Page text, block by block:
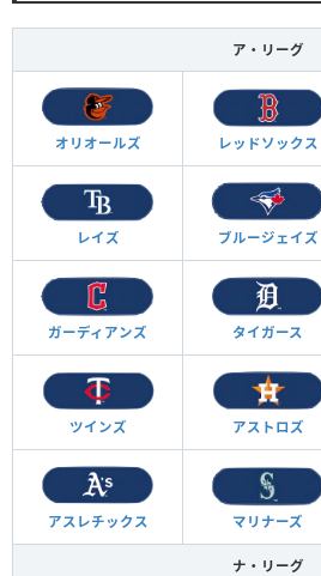
ア・リーグ
オリオールズ レッドソックス
レイズ ブルージェイズ
ガーディアンズ タイガース
ツインズ アストロズ
アスレチックス マリナーズ
ナ・リーグ